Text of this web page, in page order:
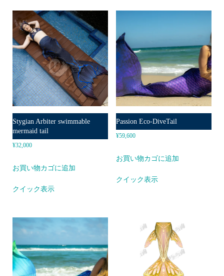
Stygian Arbiter swimmable
mermaid tail
¥32,000
お買い物カゴに追加
クイック表示
Passion Eco-DiveTail
¥59,600
お買い物カゴに追加
クイック表示